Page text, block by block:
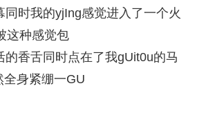
时我的yjIng感觉进入了一个火
这种感觉包
香舌同时点在了我gUit0u的马
全身紧绷一GU